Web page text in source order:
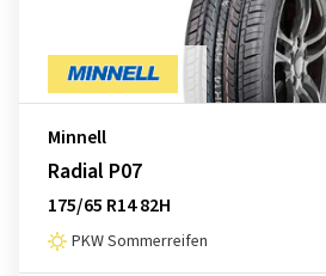
Minnell
Radial P07
175/65 R14 82H
PKW Sommerreifen